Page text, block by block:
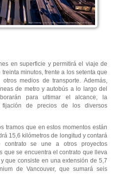
en superficie y permitirá el viaje de
minutos, frente a los setenta que
medios de transporte. Además,
de metro y autobús a lo largo del
para ultimar el alcance, la
de precios de los diversos
tramos que en estos momentos están
15,6 kilómetros de longitud y contará
contrato se une a otros proyectos
que se encuentra el contrato que lleva
que consiste en una extensión de 5,7
de Vancouver, que sumará seis